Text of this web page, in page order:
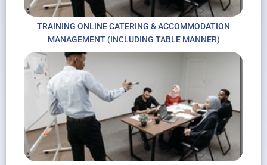
TRAINING ONLINE CATERING & ACCOMMODATION
MANAGEMENT (INCLUDING TABLE MANNER)